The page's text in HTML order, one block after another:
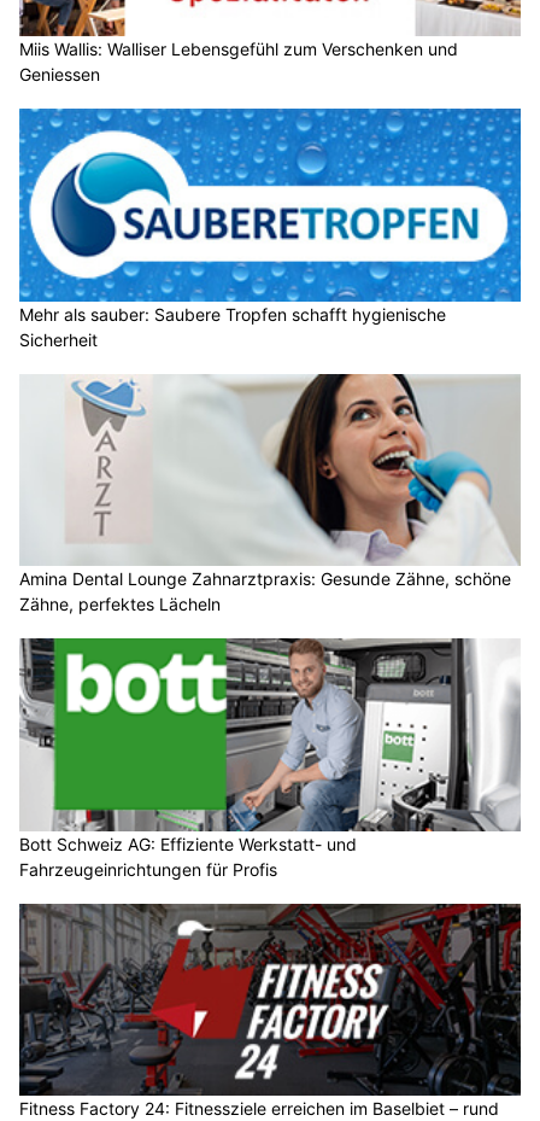
Miis Wallis: Walliser Lebensgefühl zum Verschenken und
Geniessen
Mehr als sauber: Saubere Tropfen schafft hygienische
Sicherheit
Amina Dental Lounge Zahnarztpraxis: Gesunde Zähne, schöne
Zähne, perfektes Lächeln
Bott Schweiz AG: Effiziente Werkstatt- und
Fahrzeugeinrichtungen für Profis
Fitness Factory 24: Fitnessziele erreichen im Baselbiet – rund